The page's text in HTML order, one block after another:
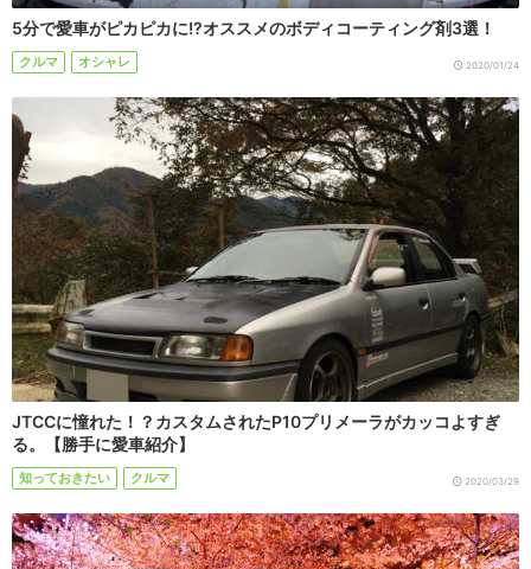
5分で愛車がピカピカに!?オススメのボディコーティング剤3選！
クルマ オシャレ 2020/01/24
JTCCに憧れた！？カスタムされたP10プリメーラがカッコよすぎ
る。【勝手に愛車紹介】
知っておきたい クルマ 2020/03/29